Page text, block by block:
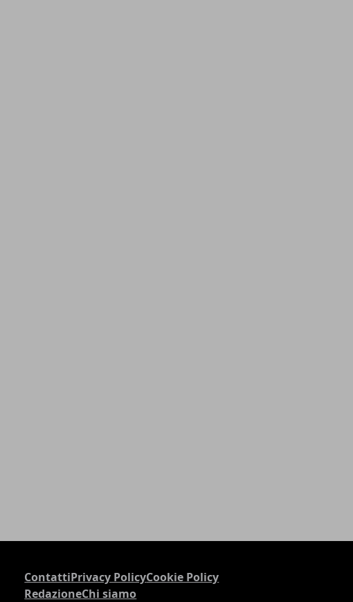
ContattiPrivacy PolicyCookie Policy
RedazioneChi siamo